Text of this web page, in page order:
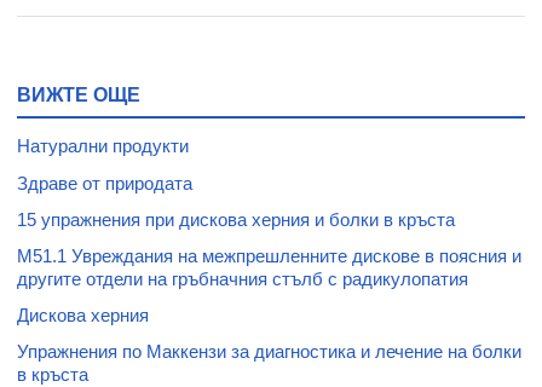
ВИЖТЕ ОЩЕ
Натурални продукти
Здраве от природата
15 упражнения при дискова херния и болки в кръста
M51.1 Увреждания на межпрешленните дискове в поясния и
другите отдели на гръбначния стълб с радикулопатия
Дискова херния
Упражнения по Маккензи за диагностика и лечение на болки
в кръста